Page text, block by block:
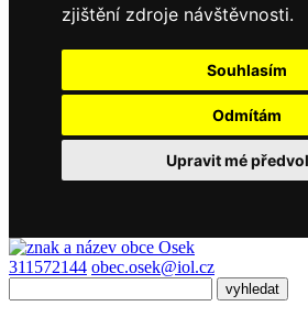
zjištění zdroje návštěvnosti.
Souhlasím
Odmítám
Upravit mé
311572144 obec.osek@iol.cz